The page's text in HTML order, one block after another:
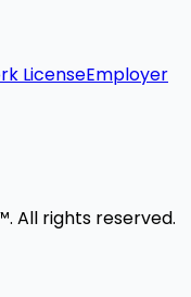
LicenseEmployer
All rights reserved.